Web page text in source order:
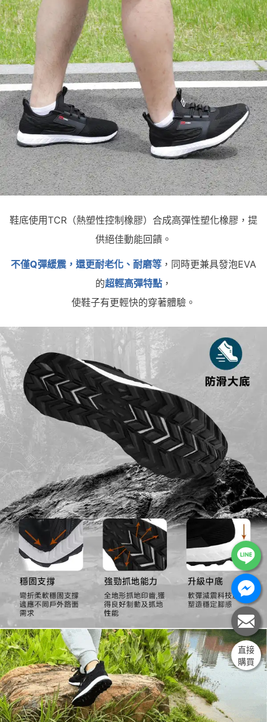
鞋底使用TCR（熱塑性控制橡膠）合成高彈性塑化橡膠，提
供絕佳動能回饋。
不僅Q彈緩震，還更耐老化、耐磨等 ，同時更兼具發泡EVA
的超輕高彈特點 ，
使鞋子有更輕快的穿著體驗。
直接
購買